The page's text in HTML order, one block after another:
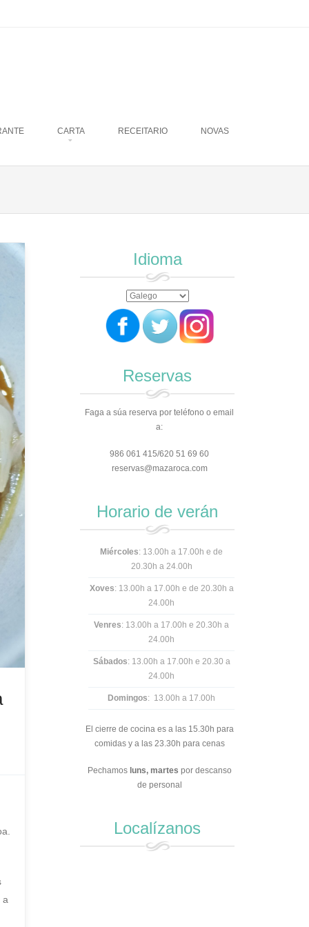
CARTA RECEITARIO NOVAS
a
Idioma
Reservas
Faga a súa reserva por teléfono o email
a:
986 061 415/620 51 69 60
reservas@mazaroca.com
Horario de verán
Miércoles: 13.00h a 17.00h e de
20.30h a 24.00h
Xoves: 13.00h a 17.00h e de 20.30h a
24.00h
Venres: 13.00h a 17.00h e 20.30h a
24.00h
Sábados: 13.00h a 17.00h e 20.30 a
24.00h
Domingos: 13.00h a 17.00h
El cierre de cocina es a las 15.30h para
comidas y a las 23.30h para cenas
Pechamos luns, martes por descanso
de personal
Localízanos